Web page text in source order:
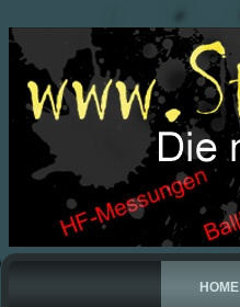
HOME